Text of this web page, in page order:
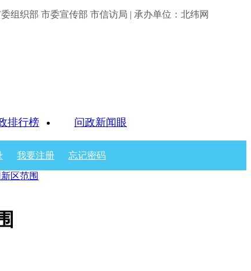
组织部 市委宣传部 市信访局 | 承办单位：北纬网
排行榜 问政新闻眼
我要注册 忘记密码
区范围